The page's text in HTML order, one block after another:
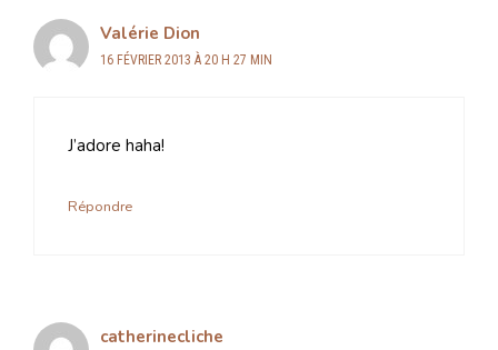
Valérie Dion
16 FÉVRIER 2013 À 20 H 27 MIN
J’adore haha!
Répondre
catherinecliche